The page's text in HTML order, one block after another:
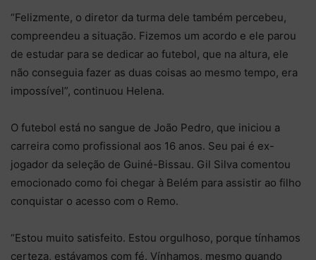
“Felizmente, o diretor da turma dele também percebeu,
compreendeu a situação. Fizemos um acordo e ele parou
de estudar para se dedicar ao futebol, que na altura, ele
não conseguia fazer as duas coisas ao mesmo tempo, era
impossível”, continuou Helena.
O futebol está no sangue de João Pedro, que iniciou a
carreira como profissional aos 16 anos. Seu pai é ex-
jogador da seleção de Guiné-Bissau. Gil Silva comentou
emocionado como foi chegar à Belém para assistir ao filho
conquistar o acesso com o Remo.
“Estou muito satisfeito. Estou orgulhoso, porque tínhamos
certeza, estávamos com fé. Vínhamos, mesmo quando